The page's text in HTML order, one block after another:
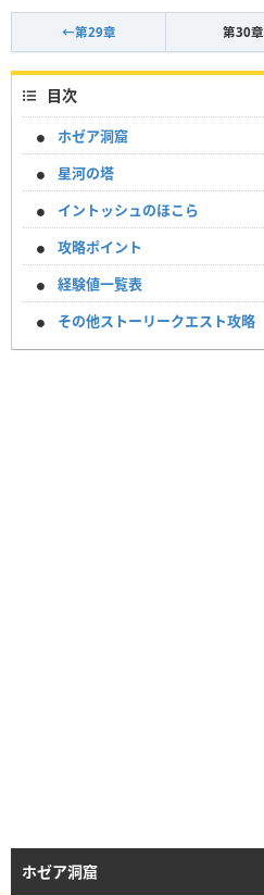
←第29章 第30章
目次
ホゼア洞窟
星河の塔
イントッシュのほこら
攻略ポイント
経験値一覧表
その他ストーリークエスト攻略
ホゼア洞窟